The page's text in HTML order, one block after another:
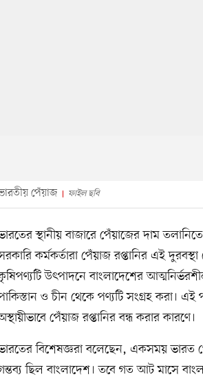
পেঁয়াজ ফাইল ছবি
স্থানীয় বাজারে পেঁয়াজের দাম
কর্মকর্তারা পেঁয়াজ রপ্তানির এই
উৎপাদনে বাংলাদেশের
ও চীন থেকে পণ্যটি সংগ্রহ করা।
পেঁয়াজ রপ্তানির বন্ধ করার কারণে।
বিশেষজ্ঞরা বলেছেন, একসময় ভারত
ছিল বাংলাদেশ। তবে গত আট মাসে